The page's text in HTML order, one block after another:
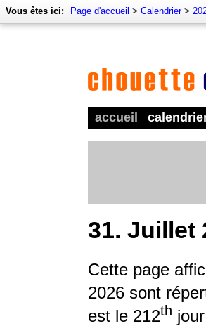
accueil
Vous êtes ici: Page d'accueil > Calendrier>
31. Juillet
Cette page
2026 sont
est le 212th